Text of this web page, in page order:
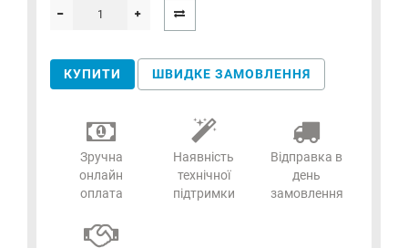
КУПИТИ ШВИДКЕ ЗАМОВЛЕННЯ
Зручна
онлайн
оплата
Наявність
технічної
підтримки
Відправка в
день
замовлення